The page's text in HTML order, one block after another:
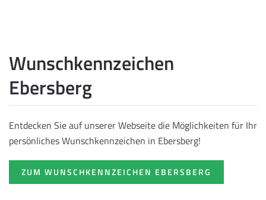
Wunschkennzeichen
Ebersberg
Entdecken Sie auf unserer Webseite die Möglichkeiten für Ihr
persönliches Wunschkennzeichen in Ebersberg!
ZUM WUNSCHKENNZEICHEN EBERSBERG